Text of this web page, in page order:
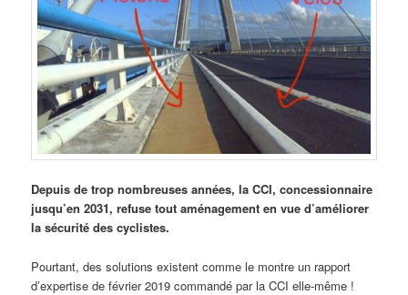
Depuis de trop nombreuses années, la CCI, concessionnaire
jusqu’en 2031, refuse tout aménagement en vue d’améliorer
la sécurité des cyclistes.
Pourtant, des solutions existent comme le montre un rapport
d’expertise de février 2019 commandé par la CCI elle-même !